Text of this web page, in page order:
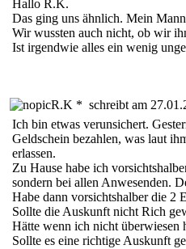
Hallo R.K.
Das ging uns ähnlich. Mein
Wir wussten auch nicht, ob wir
Ist irgendwie alles ein wenig
R.K * schreibt am
Ich bin etwas verunsichert.
Geldschein bezahlen, was laut
erlassen.
Zu Hause habe ich
sondern bei allen Anwesenden.
Habe dann vorsichtshalber die 2
Sollte die Auskunft nicht Rich
Hätte wenn ich nicht überwiesen
Sollte es eine richtige Auskunft